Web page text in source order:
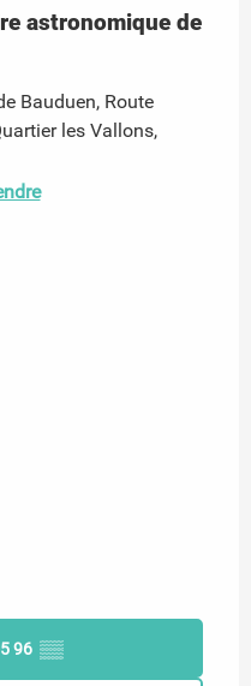
astronomique de
Bauduen, Route
les Vallons,
96 ▒▒